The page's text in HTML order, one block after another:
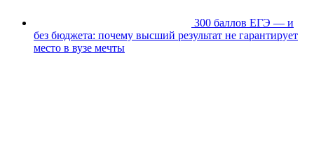
300 баллов ЕГЭ — и
без бюджета: почему высший результат не гарантирует
место в вузе мечты